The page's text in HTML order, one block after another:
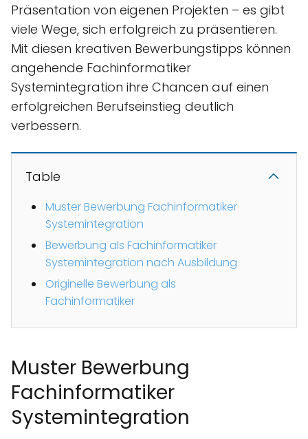
Präsentation von eigenen Projekten – es gibt
viele Wege, sich erfolgreich zu präsentieren.
Mit diesen kreativen Bewerbungstipps können
angehende Fachinformatiker
Systemintegration ihre Chancen auf einen
erfolgreichen Berufseinstieg deutlich
verbessern.
Table
Muster Bewerbung Fachinformatiker
Systemintegration
Bewerbung als Fachinformatiker
Systemintegration nach Ausbildung
Originelle Bewerbung als
Fachinformatiker
Muster Bewerbung
Fachinformatiker
Systemintegration